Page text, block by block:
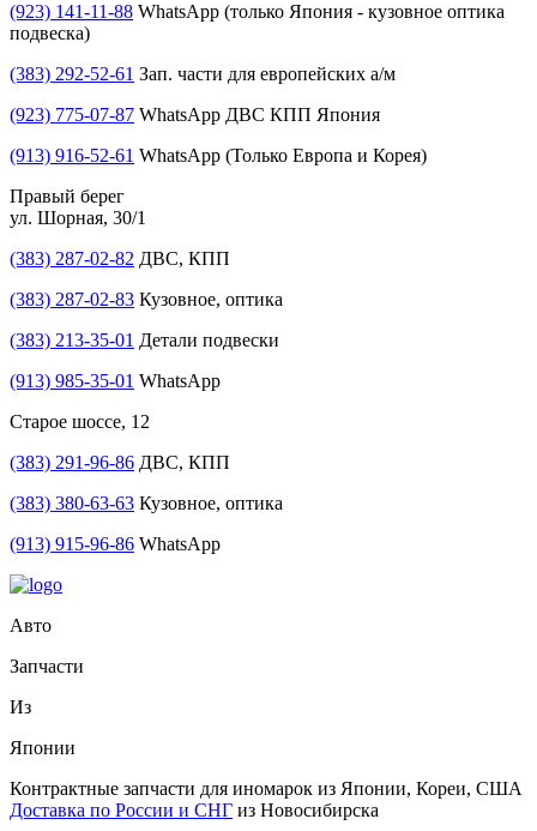
(923) 141-11-88 WhatsApp (только Япония - кузовное оптика
подвеска)
(383) 292-52-61 Зап. части для европейских а/м
(923) 775-07-87 WhatsApp ДВС КПП Япония
(913) 916-52-61 WhatsApp (Только Европа и Корея)
Правый берег
ул. Шорная, 30/1
(383) 287-02-82 ДВС, КПП
(383) 287-02-83 Кузовное, оптика
(383) 213-35-01 Детали подвески
(913) 985-35-01 WhatsApp
Старое шоссе, 12
(383) 291-96-86 ДВС, КПП
(383) 380-63-63 Кузовное, оптика
(913) 915-96-86 WhatsApp
Авто
Запчасти
Из
Японии
Контрактные запчасти для иномарок из Японии, Кореи, США
Доставка по России и СНГ из Новосибирска